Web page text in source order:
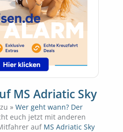
MS Adriatic Sky
» Wer geht wann? Der
euch jetzt mit anderen
auf MS Adriatic Sky